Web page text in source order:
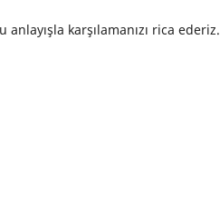
anlayışla karşılamanızı rica ederiz.